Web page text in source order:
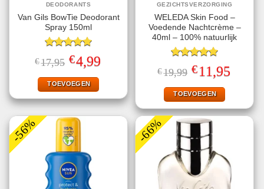
DEODORANTS
Van Gils BowTie Deodorant
Spray 150ml
Gewaardeerd
5.00uit 5
€17,95 Oorspronkelijke
prijs
was:
€17,95.
€4,99Huidige
prijs
TOEVOEGEN
GEZICHTSVERZORGING
WELEDA Skin Food –
Voedende Nachtcrème –
40ml – 100% natuurlijk
Gewaardeerd
5.00uit 5
€19,99 Oorspronkelijke
prijs
was:
€19,99.
€11,95prijs
TOEVOEGEN
-56% -66%